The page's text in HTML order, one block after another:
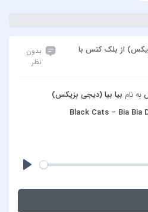
از بلک کتس با
بدون
نظر
به نام بیا بیا (دیجی بزیکس)
Black Cats – Bia Bia